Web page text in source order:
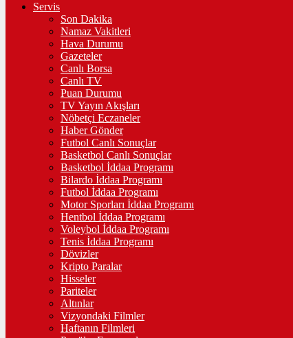
Servis
Son Dakika
Namaz Vakitleri
Hava Durumu
Gazeteler
Canlı Borsa
Canlı TV
Puan Durumu
TV Yayın Akışları
Nöbetçi Eczaneler
Haber Gönder
Futbol Canlı Sonuçlar
Basketbol Canlı Sonuçlar
Basketbol İddaa Programı
Bilardo İddaa Programı
Futbol İddaa Programı
Motor Sporları İddaa Programı
Hentbol İddaa Programı
Voleybol İddaa Programı
Tenis İddaa Programı
Dövizler
Kripto Paralar
Hisseler
Pariteler
Altınlar
Vizyondaki Filmler
Haftanın Filmleri